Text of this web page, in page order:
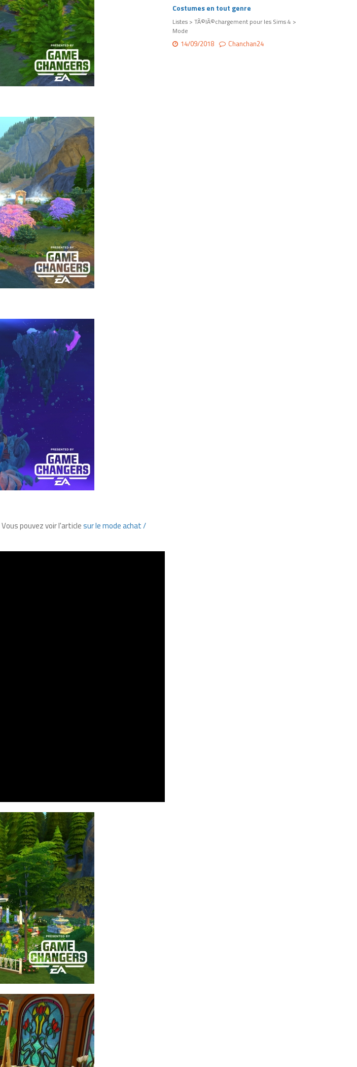
Vous pouvez voir l'articlesur le mode achat /
Costumes en tout genre
Listes > TÃ©lÃ©chargement pour les Sims 4 >
Mode
14/09/2018 Chanchan24